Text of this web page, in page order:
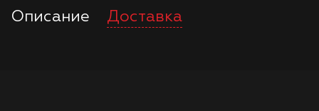
Описание Доставка